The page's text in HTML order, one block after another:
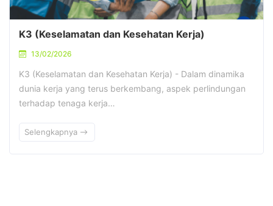
K3 (Keselamatan dan Kesehatan Kerja)
13/02/2026
K3 (Keselamatan dan Kesehatan Kerja) - Dalam dinamika
dunia kerja yang terus berkembang, aspek perlindungan
terhadap tenaga kerja…
Selengkapnya